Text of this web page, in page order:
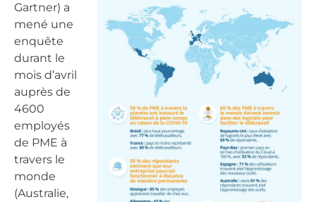
Gartner) a
mené une
enquête
durant le
mois d’avril
auprès de
4600
employés
de PME à
travers le
monde
(Australie,